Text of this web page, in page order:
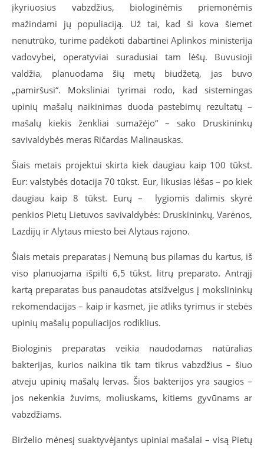
įkyriuosius vabzdžius, biologinėmis priemonėmis
mažindami jų populiaciją. Už tai, kad ši kova šiemet
nenutrūko, turime padėkoti dabartinei Aplinkos ministerija
vadovybei, operatyviai suradusiai tam lėšų. Buvusioji
valdžia, planuodama šių metų biudžetą, jas buvo
„pamiršusi“. Moksliniai tyrimai rodo, kad sistemingas
upinių mašalų naikinimas duoda pastebimų rezultatų –
mašalų kiekis ženkliai sumažėjo“ – sako Druskininkų
savivaldybės meras Ričardas Malinauskas.
Šiais metais projektui skirta kiek daugiau kaip 100 tūkst.
Eur: valstybės dotacija 70 tūkst. Eur, likusias lėšas – po kiek
daugiau kaip 8 tūkst. Eurų – lygiomis dalimis skyrė
penkios Pietų Lietuvos savivaldybės: Druskininkų, Varėnos,
Lazdijų ir Alytaus miesto bei Alytaus rajono.
Šiais metais preparatas į Nemuną bus pilamas du kartus, iš
viso planuojama išpilti 6,5 tūkst. litrų preparato. Antrąjį
kartą preparatas bus panaudotas atsižvelgus į mokslininkų
rekomendacijas – kaip ir kasmet, jie atliks tyrimus ir stebės
upinių mašalų populiacijos rodiklius.
Biologinis preparatas veikia naudodamas natūralias
bakterijas, kurios naikina tik tam tikrus vabzdžius – šiuo
atveju upinių mašalų lervas. Šios bakterijos yra saugios –
jos nekenkia žuvims, moliuskams, kitiems gyvūnams ar
vabzdžiams.
Birželio mėnesį suaktyvėjantys upiniai mašalai – visą Pietų